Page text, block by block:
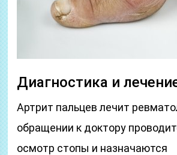
Диагностика и
Артрит пальцев лечит
обращении к доктору
осмотр стопы и назначаются